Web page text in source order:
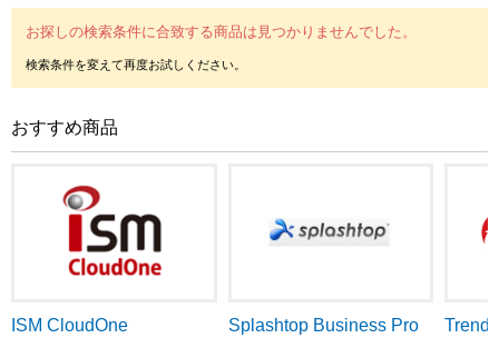
お探しの検索条件に合致する商品は見つかりませんでした。
おすすめ商品
ISM CloudOne
Splashtop Business Pro
Trend